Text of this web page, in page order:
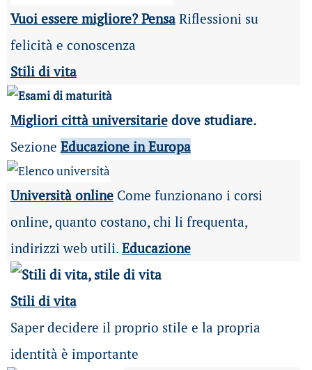
Vuoi essere migliore? PensaRiflessioni su
felicità e conoscenza
Stili di vita
Migliori città universitariedove studiare.
Sezione Educazione in Europa
Università online Come funzionano i corsi
online, quanto costano, chi li frequenta,
indirizzi web utili. Educazione
Stili di vita
Saper decidere il proprio stile e la propria
identità è importante